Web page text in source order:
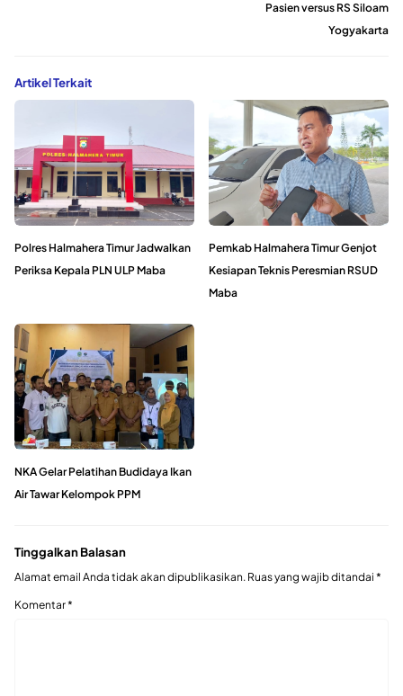
Pasien versus RS Siloam
Yogyakarta
Artikel Terkait
Polres Halmahera Timur Jadwalkan
Periksa Kepala PLN ULP Maba
Pemkab Halmahera Timur Genjot
Kesiapan Teknis Peresmian RSUD
Maba
NKA Gelar Pelatihan Budidaya Ikan
Air Tawar Kelompok PPM
Tinggalkan Balasan
Alamat email Anda tidak akan dipublikasikan. Ruas yang wajib ditandai *
Komentar*